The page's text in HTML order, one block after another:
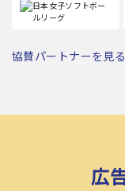
協賛パートナーを見る
広